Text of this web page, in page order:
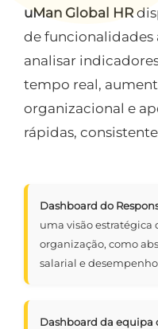
uMan Global HR
de funcionalidades
analisar
tempo real,
organizacional e
rápidas,
Dashboard do
uma visão estratégica
organização, como
salarial e
Dashboard da equipa